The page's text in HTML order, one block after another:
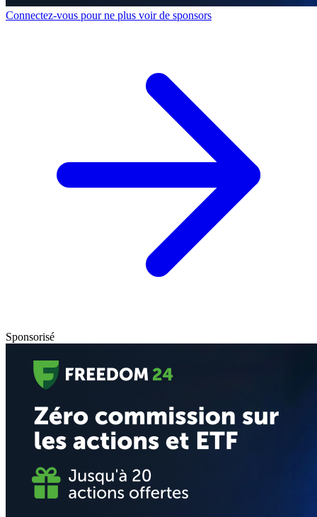
Connectez-vous pour ne plus voir de sponsors
Sponsorisé